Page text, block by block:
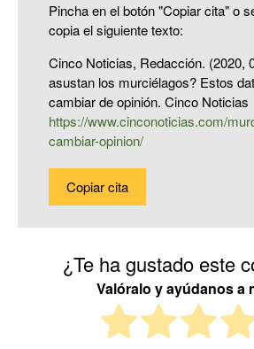
Pincha en el botón "Copiar cita" o
copia el siguiente texto:
Cinco Noticias, Redacción. (2020,
asustan los murciélagos? Estos
cambiar de opinión. Cinco Noticias
https://www.cinconoticias.com/
cambiar-opinion/
Copiar cita
¿Te ha gustado este
Valóralo y ayúdanos a